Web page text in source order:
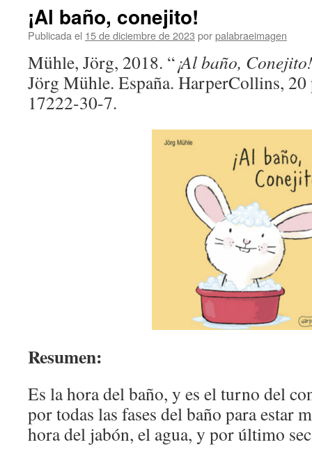
¡Al baño, conejito!
Publicada el 15 de diciembre de 2023 porpalabraeimagen
Mühle, Jörg, 2018. “¡Al baño,
Jörg Mühle. España. HarperCollins,
17222-30-7.
Resumen:
Es la hora del baño, y es el turno del
por todas las fases del baño para estar
hora del jabón, el agua, y por último